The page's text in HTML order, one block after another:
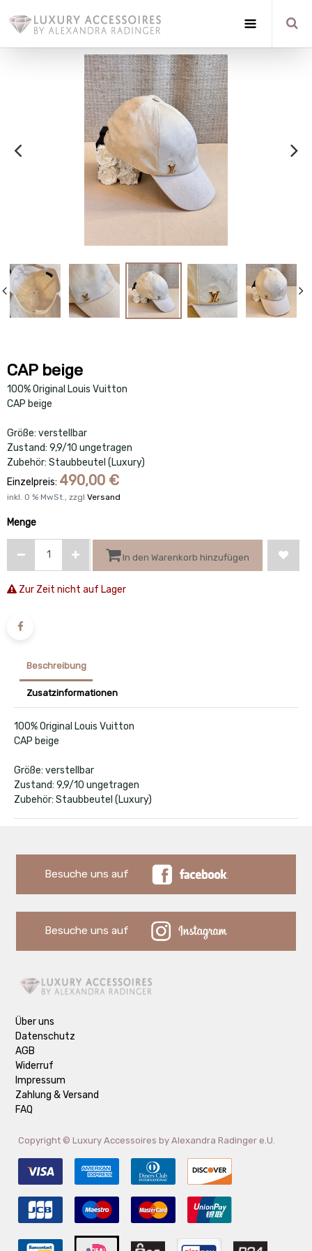
CAP beige
100% Original Louis Vuitton
CAP beige
Größe: verstellbar
Zustand: 9,9/10 ungetragen
Zubehör: Staubbeutel (Luxury)
Einzelpreis: 490,00 €
inkl. 0 % MwSt., zzgl Versand
Menge
In den Warenkorb hinzufügen
Zur Zeit nicht auf Lager
Beschreibung
Zusatzinformationen
100% Original Louis Vuitton
CAP beige
Größe: verstellbar
Zustand: 9,9/10 ungetragen
Zubehör: Staubbeutel (Luxury)
Besuche uns auf
Besuche uns auf
Über uns
Datenschutz
AGB
Widerruf
Impressum
Zahlung & Versand
FAQ
Copyright © Luxury Accessoires by Alexandra Radinger e.U.